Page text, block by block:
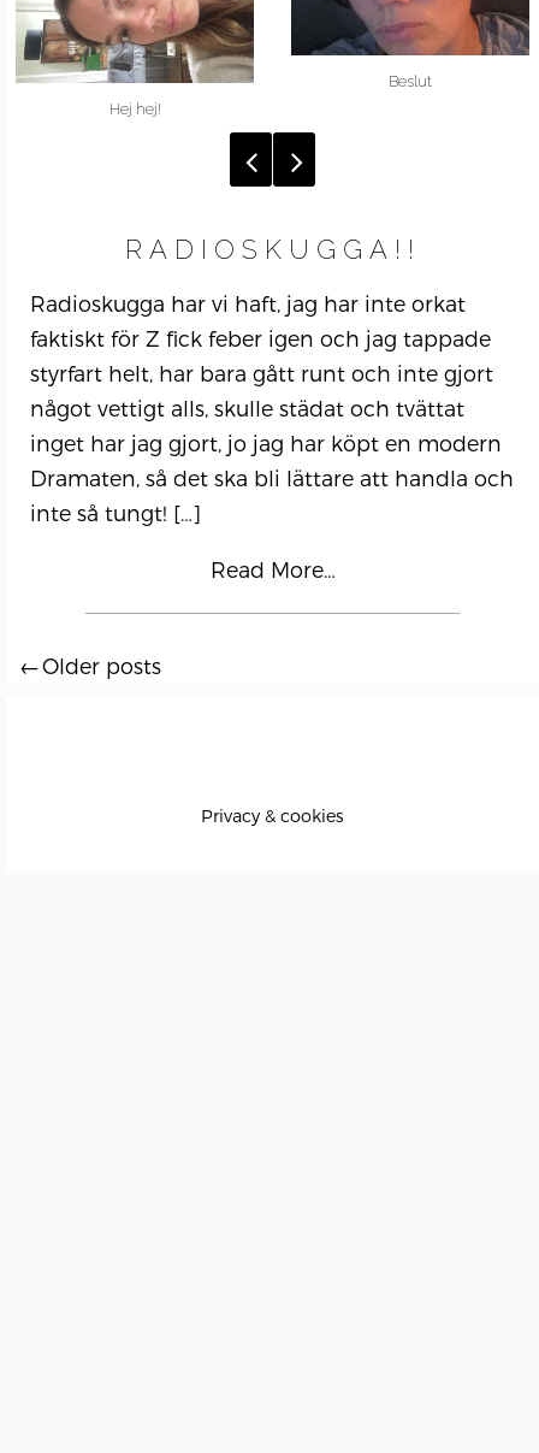
Hej hej!
Beslut
RADIOSKUGGA!!
Radioskugga har vi haft, jag har inte orkat
faktiskt för Z fick feber igen och jag tappade
styrfart helt, har bara gått runt och inte gjort
något vettigt alls, skulle städat och tvättat
inget har jag gjort, jo jag har köpt en modern
Dramaten, så det ska bli lättare att handla och
inte så tungt! […]
Read More…
Posts
Older posts
Privacy & cookies